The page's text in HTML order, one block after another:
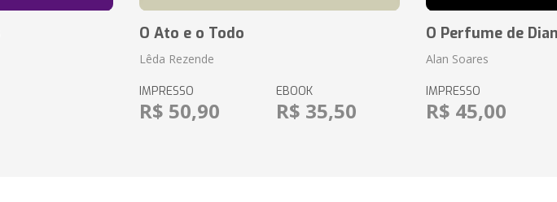
O Ato e o Todo
Lêda Rezende
IMPRESSO
R$ 50,90
EBOOK
R$ 35,50
O Perfume de
Alan Soares
IMPRESSO
R$ 45,00